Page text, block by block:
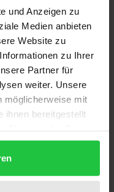
und Anzeigen zu
Medien anbieten
Website zu
zu Ihrer
Partner für
weiter. Unsere
möglicherweise mit
ihnen bereitgestellt
mit spezieller